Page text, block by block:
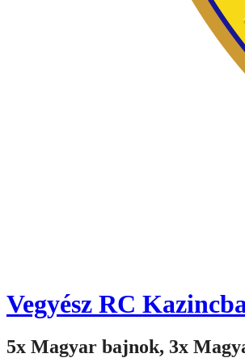
Vegyész RC
5x Magyar bajnok, 3x